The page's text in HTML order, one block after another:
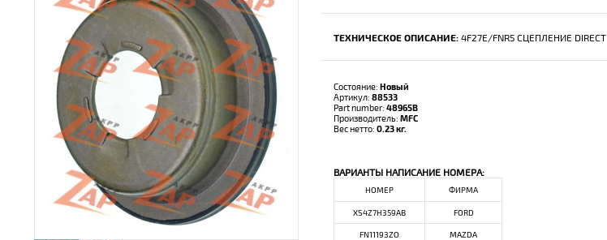
ТЕХНИЧЕСКОЕ ОПИСАНИЕ: 4F27E/FNR5 СЦЕПЛЕНИЕ DIRECT
Состояние: Новый
Артикул: 88533
Part number: 48965B
Производитель: MFC
Вес нетто: 0.23 кг.
ВАРИАНТЫ НАПИСАНИЕ НОМЕРА:
НОМЕР ФИРМА
XS4Z7H359AB FORD
FN11193ZO MAZDA